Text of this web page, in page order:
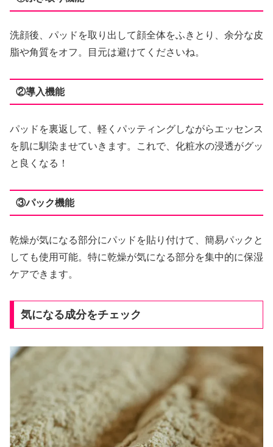
洗顔後、パッドを取り出して顔全体をふきとり、余分な皮
脂や角質をオフ。目元は避けてくださいね。
②導入機能
パッドを裏返して、軽くパッティングしながらエッセンス
を肌に馴染ませていきます。これで、化粧水の浸透がグッ
と良くなる！
③パック機能
乾燥が気になる部分にパッドを貼り付けて、簡易パックと
しても使用可能。特に乾燥が気になる部分を集中的に保湿
ケアできます。
気になる成分をチェック